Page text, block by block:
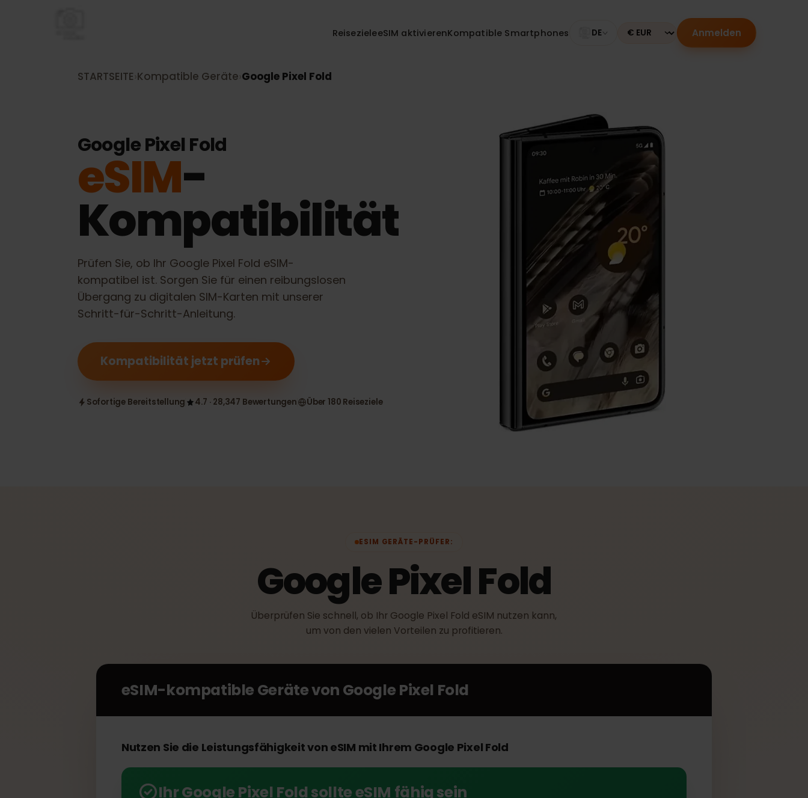
ReisezieleeSIM aktivierenKompatible Smartphones DE Currency Anmelden
STARTSEITE›Kompatible Geräte›Google Pixel Fold
Google Pixel Fold
eSIM-
Kompatibilität
Prüfen Sie, ob IhrGoogle Pixel Fold eSIM-
kompatibel ist. Sorgen Sie für einen reibungslosen
Übergang zu digitalen SIM-Karten mit unserer
Kompatibilität jetzt prüfen
ESIM GERÄTE-PRÜFER:
Google Pixel Fold
um von den vielen Vorteilen zu profitieren.
Nutzen Sie die Leistungsfähigkeit von eSIM mit Ihrem Google Pixel Fold